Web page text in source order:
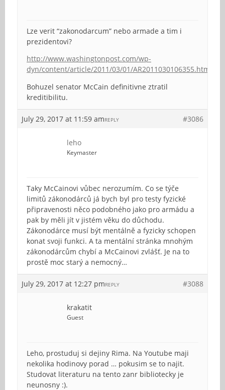
Lze verit “zakonodarcum” nebo armade a tim i
prezidentovi?
http://www.washingtonpost.com/wp-
dyn/content/article/2011/03/01/AR2011030106355.html
Bohuzel senator McCain definitivne ztratil
kreditibilitu.
July 29, 2017 at 11:59 am #3086
REPLY
leho
Keymaster
Taky McCainovi vůbec nerozumím. Co se týče
limitů zákonodárců já bych byl pro testy fyzické
připravenosti něco podobného jako pro armádu a
pak by měli jít v jistém věku do důchodu.
Zákonodárce musí být mentálně a fyzicky schopen
konat svoji funkci. A ta mentální stránka mnohým
zákonodárcům chybí a McCainovi zvlášť. Je na to
prostě moc starý a nemocný…
July 29, 2017 at 12:27 pm #3088
REPLY
krakatit
Guest
Leho, prostuduj si dejiny Rima. Na Youtube maji
nekolika hodinovy porad … pokusim se to najit.
Studovat literaturu na tento zanr bibliotecky je
neunosny :).